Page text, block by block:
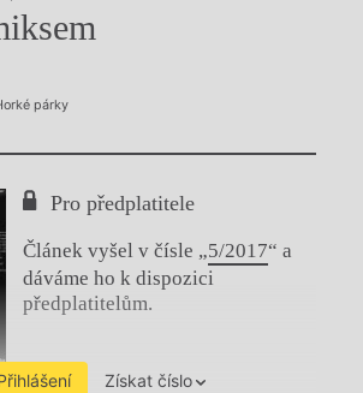
párky
Pro předplatitele
Článek vyšel v čísle „5/2017“ a
dáváme ho k dispozici
předplatitelům.
Získat číslo